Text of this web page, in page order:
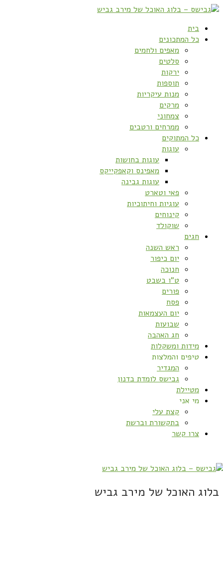
בית
כל המתכונים
מאפים ולחמים
סלטים
ירקות
תוספות
מנות עיקריות
מרקים
צמחוני
ממרחים ורטבים
כל המתוקים
עוגות
עוגות בחושות
מאפינס וקאפקייקס
עוגות גבינה
פאי וטארט
עוגיות וחיתוכיות
קינוחים
שוקולד
חגים
ראש השנה
יום כיפור
חנוכה
ט”ו בשבט
פורים
פסח
יום העצמאות
שבועות
חג האהבה
מידות ומשקלות
טיפים והמלצות
המגדיר
גבישס לומדת בדנון
מטיילת
מי אני
קצת עלי
בתקשורת וברשת
צרו קשר
בלוג האוכל של מירב גביש